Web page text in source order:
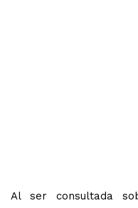
Al ser consultada